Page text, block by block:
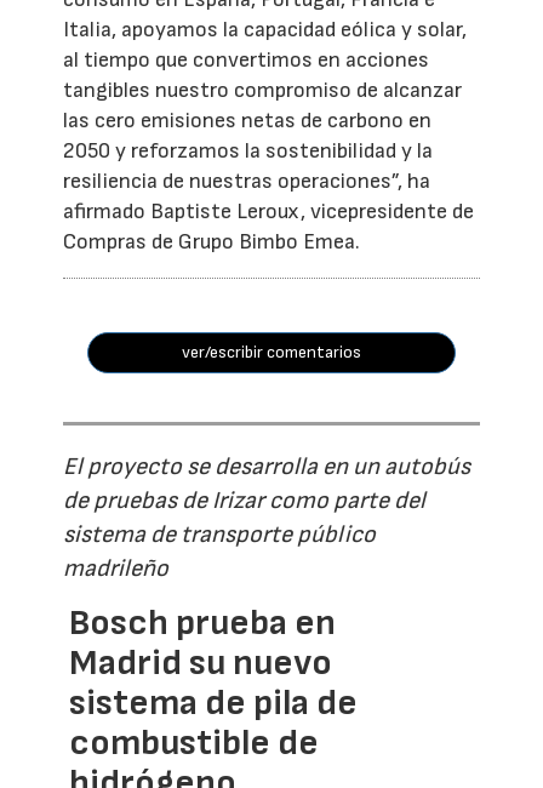
Italia, apoyamos la capacidad eólica y solar,
al tiempo que convertimos en acciones
tangibles nuestro compromiso de alcanzar
las cero emisiones netas de carbono en
2050 y reforzamos la sostenibilidad y la
resiliencia de nuestras operaciones”, ha
afirmado Baptiste Leroux, vicepresidente de
Compras de Grupo Bimbo Emea.
ver/escribir comentarios
El proyecto se desarrolla en un autobús
de pruebas de Irizar como parte del
sistema de transporte público
madrileño
Bosch prueba en
Madrid su nuevo
sistema de pila de
combustible de